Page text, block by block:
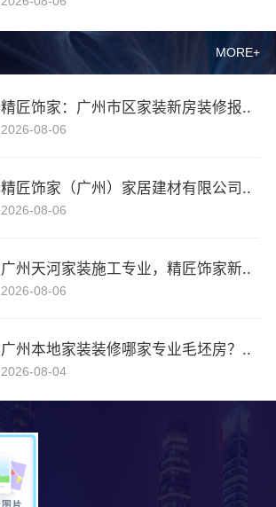
MORE+
精匠饰家：广州市区家装新房装修报..
2026-08-06
精匠饰家（广州）家居建材有限公司..
2026-08-06
广州天河家装施工专业，精匠饰家新..
2026-08-06
广州本地家装装修哪家专业毛坯房？..
2026-08-04